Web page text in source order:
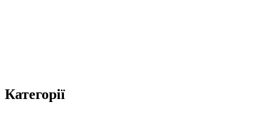
Категорії